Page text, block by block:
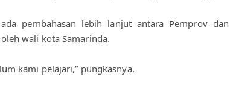
pembahasan lebih lanjut antara Pemprov dan
wali kota Samarinda.
kami pelajari,” pungkasnya.